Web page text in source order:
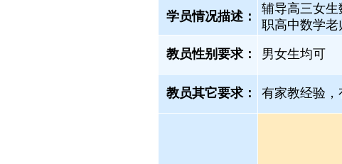
学员情况描述：
辅导高三女
职高中数学老
教员性别要求： 男女生均可
教员其它要求： 有家教经验，